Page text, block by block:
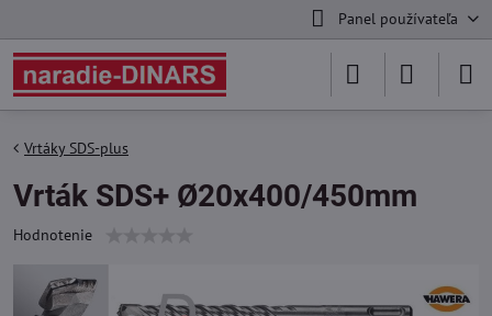
Panel používateľa
Vrtáky SDS-plus
Vrták SDS+ Ø20x400/450mm
Hodnotenie